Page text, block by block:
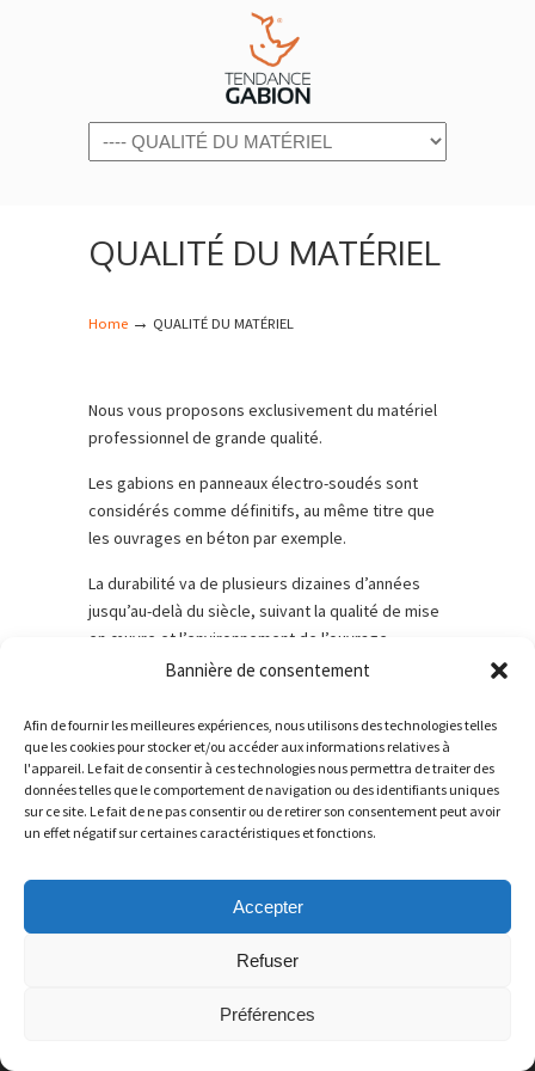
Bannière de consentement
Afin de fournir les meilleures expériences, nous utilisons des technologies telles
que les cookies pour stocker et/ou accéder aux informations relatives à
l'appareil. Le fait de consentir à ces technologies nous permettra de traiter des
données telles que le comportement de navigation ou des identifiants uniques
sur ce site. Le fait de ne pas consentir ou de retirer son consentement peut avoir
un effet négatif sur certaines caractéristiques et fonctions.
Accepter
Refuser
Préférences
Navigation
QUALITÉ DU MATÉRIEL
Home → QUALITÉ DU MATÉRIEL
Nous vous proposons exclusivement du matériel
professionnel de grande qualité.
Les gabions en panneaux électro-soudés sont
considérés comme définitifs, au même titre que
les ouvrages en béton par exemple.
La durabilité va de plusieurs dizaines d’années
jusqu’au-delà du siècle, suivant la qualité de mise
en œuvre et l’environnement de l’ouvrage.
© 2025TENDANCE GABION, le gabion pro pour
tous.